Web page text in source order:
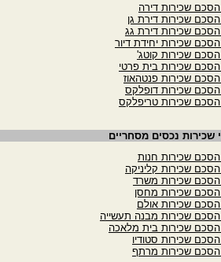
שכירות דירה
שכירות דירת גן
שכירות דירת גג
שכירות יחידת דיור
שכירות קוטג'
שכירות בית פרטי
שכירות פנטהאוז
שכירות דופלקס
שכירות טריפלקס
שכירות נכסים מסחריים
שכירות חנות
שכירות קליניקה
שכירות משרד
שכירות מחסן
שכירות אולם
שכירות מבנה תעשייה
שכירות בית מלאכה
שכירות סטודיו
הסכם שכירות מרתף